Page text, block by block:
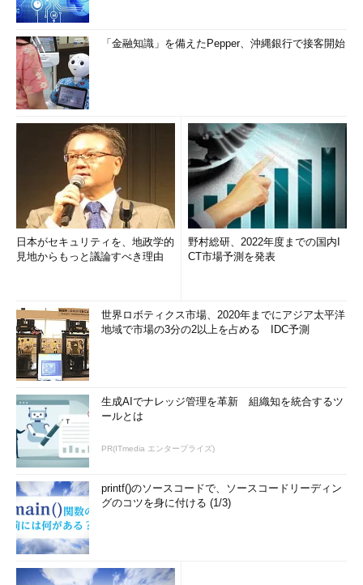
「金融知識」を備えたPepper、沖縄銀行で接客開始
日本がセキュリティを、地政学的
見地からもっと議論すべき理由
野村総研、2022年度までの国内I
CT市場予測を発表
世界ロボティクス市場、2020年までにアジア太平洋
地域で市場の3分の2以上を占める IDC予測
生成AIでナレッジ管理を革新 組織知を統合するツ
ールとは
PR(ITmedia エンタープライズ)
printf()のソースコードで、ソースコードリーディン
グのコツを身に付ける (1/3)